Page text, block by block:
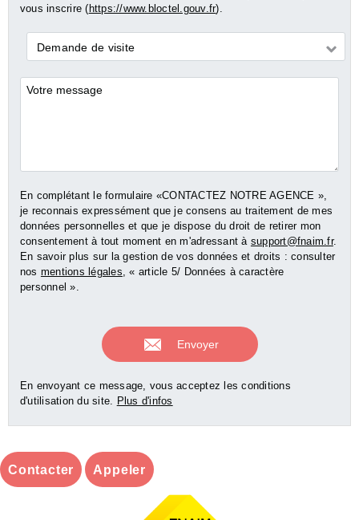
vous inscrire (https://www.bloctel.gouv.fr).
Demande
*
Demande de visite
Commentaires
En complétant le formulaire «CONTACTEZ NOTRE AGENCE »,
je reconnais expressément que je consens au traitement de mes
données personnelles et que je dispose du droit de retirer mon
consentement à tout moment en m'adressant à support@fnaim.fr.
En savoir plus sur la gestion de vos données et droits : consulter
nos mentions légales , « article 5/ Données à caractère
personnel ».
En envoyant ce message, vous acceptez les conditions
d'utilisation du site. Plus d'infos
Contacter Appeler